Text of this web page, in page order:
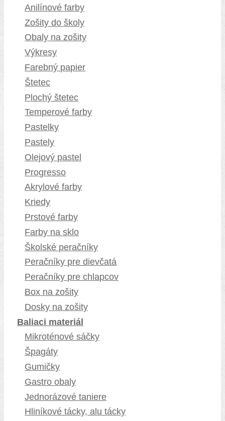
Anilínové farby
Zošity do školy
Obaly na zošity
Výkresy
Farebný papier
Štetec
Plochý štetec
Temperové farby
Pastelky
Pastely
Olejový pastel
Progresso
Akrylové farby
Kriedy
Prstové farby
Farby na sklo
Školské peračníky
Peračníky pre dievčatá
Peračníky pre chlapcov
Box na zošity
Dosky na zošity
Baliaci materiál
Mikroténové sáčky
Špagáty
Gumičky
Gastro obaly
Jednorázové taniere
Hliníkové tácky, alu tácky